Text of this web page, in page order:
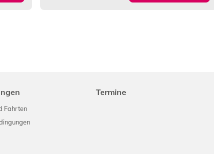
Fahrten
Termine